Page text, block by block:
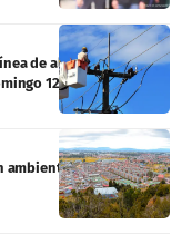
de alta tensión que
12 de julio
ambiental del POT de